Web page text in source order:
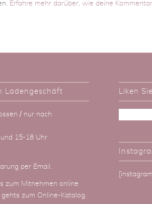
Erfahre mehr darüber, wie deine
Ladengeschäft
/ nur nach
15-18 Uhr
per Email
zum Mitnehmen online
gehts zum Online-Katalog.
Liken